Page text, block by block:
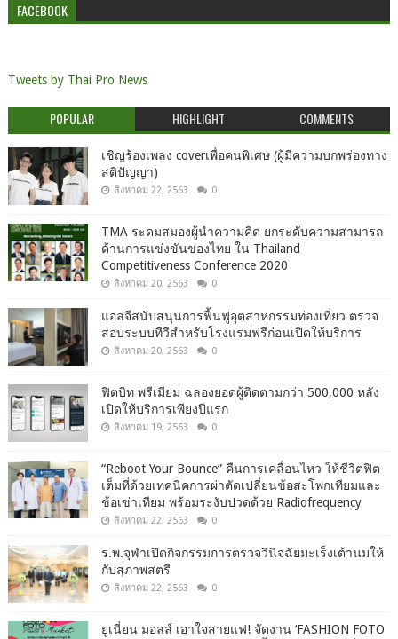
FACEBOOK
Tweets by Thai Pro News
POPULAR HIGHLIGHT COMMENTS
เชิญร้องเพลง coverเพื่อคนพิเศษ (ผู้มีความบกพร่องทาง
สติปัญญา)
สิงหาคม 22, 2563 0
TMA ระดมสมองผู้นำความคิด ยกระดับความสามารถ
ด้านการแข่งขันของไทย ใน Thailand
Competitiveness Conference 2020
สิงหาคม 20, 2563 0
แอลจีสนับสนุนการฟื้นฟูอุตสาหกรรมท่องเที่ยว ตรวจ
สอบระบบทีวีสำหรับโรงแรมฟรีก่อนเปิดให้บริการ
สิงหาคม 20, 2563 0
ฟิตบิท พรีเมียม ฉลองยอดผู้ติดตามกว่า 500,000 หลัง
เปิดให้บริการเพียงปีแรก
สิงหาคม 19, 2563 0
“Reboot Your Bounce” คืนการเคลื่อนไหว ให้ชีวิตฟิต
เต็มที่ด้วยเทคนิคการผ่าตัดเปลี่ยนข้อสะโพกเทียมและ
ข้อเข่าเทียม พร้อมระงับปวดด้วย Radiofrequency
สิงหาคม 22, 2563 0
ร.พ.จุฬาเปิดกิจกรรมการตรวจวินิจฉัยมะเร็งเต้านมให้
กับสุภาพสตรี
สิงหาคม 22, 2563 0
ยูเนี่ยน มอลล์ เอาใจสายแฟ! จัดงาน ‘FASHION FOTO